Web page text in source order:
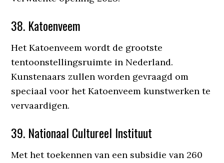
38. Katoenveem
Het Katoenveem wordt de grootste
tentoonstellingsruimte in Nederland.
Kunstenaars zullen worden gevraagd om
speciaal voor het Katoenveem kunstwerken te
vervaardigen.
39. Nationaal Cultureel Instituut
Met het toekennen van een subsidie van 260